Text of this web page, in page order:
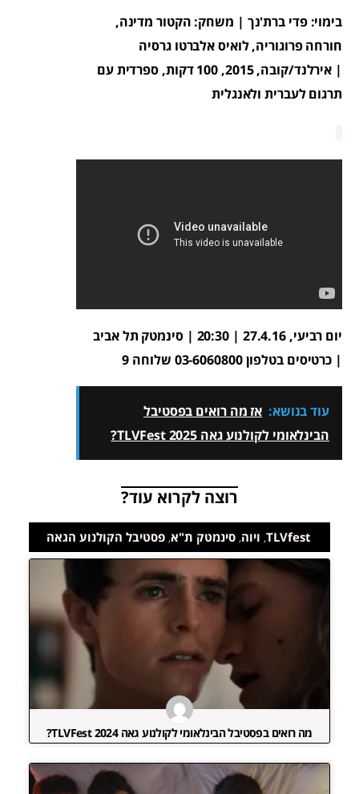
בימוי: פדי ברת'נך | משחק: הקטור מדינה,
חורחה פרוגוריה, לואיס אלברטו גרסיה
|
אירלנד/קובה, 2015, 100 דקות, ספרדית עם
תרגום לעברית ולאנגלית
יום רביעי, 27.4.16 | 20:30 |
סינמטק תל אביב
| כרטיסים בטלפון 03-6060800 שלוחה 9
עוד בנושא: אז מה רואים בפסטיבל
הבינלאומי לקולנוע גאה TLVFest 2025?
רוצה לקרוא עוד?
TLVfest
, ויוה, סינמטק ת"א, פסטיבל הקולנוע הגאה
מה רואים בפסטיבל הבינלאומי לקולנוע גאה TLVFest 2024?